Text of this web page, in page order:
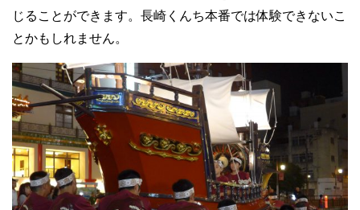
じることができます。長崎くんち本番では体験できないこ
とかもしれません。